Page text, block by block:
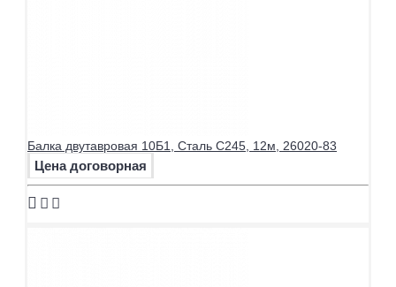
Балка двутавровая 10Б1, Сталь С245, 12м, 26020-83
Цена договорная